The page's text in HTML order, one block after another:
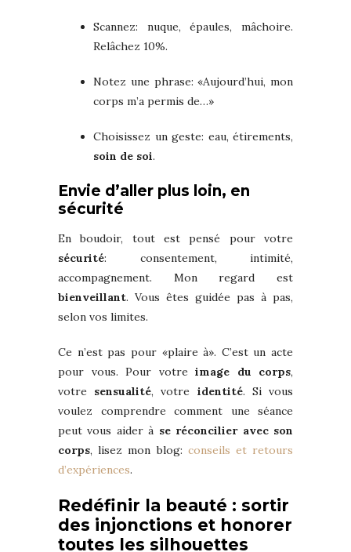
Scannez: nuque, épaules, mâchoire.
Relâchez 10%.
Notez une phrase: «Aujourd’hui, mon
corps m’a permis de…»
Choisissez un geste: eau, étirements,
soin de soi.
Envie d’aller plus loin, en
sécurité
En boudoir, tout est pensé pour votre
sécurité: consentement, intimité,
accompagnement. Mon regard est
bienveillant. Vous êtes guidée pas à pas,
selon vos limites.
Ce n’est pas pour «plaire à». C’est un acte
pour vous. Pour votre image du corps,
votre sensualité, votre identité. Si vous
voulez comprendre comment une séance
peut vous aider à se réconcilier avec son
corps, lisez mon blog: conseils et retours
d’expériences.
Redéfinir la beauté : sortir
des injonctions et honorer
toutes les silhouettes